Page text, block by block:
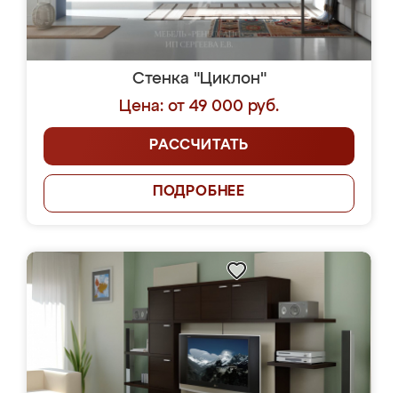
Стенка "Циклон"
Цена: от 49 000 руб.
РАССЧИТАТЬ
ПОДРОБНЕЕ